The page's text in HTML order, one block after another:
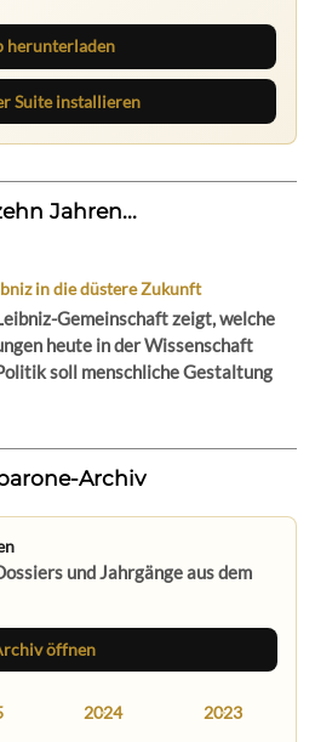
herunterladen
Suite installieren
Jahren...
in die düstere Zukunft
Gemeinschaft zeigt, welche
heute in der Wissenschaft
soll menschliche Gestaltung
Archiv
und Jahrgänge aus dem
öffnen
2024 2023